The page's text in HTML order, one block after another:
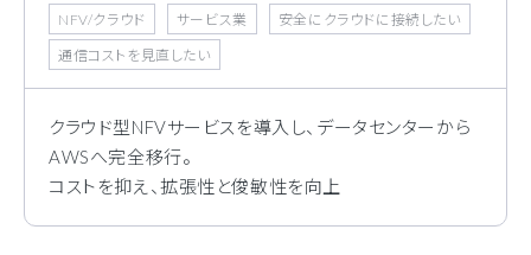
NFV/クラウド サービス業
安全にクラウドに接続したい
通信コストを見直したい
クラウド型NFVサービスを導入し、データセンターから
AWSへ完全移行。
コストを抑え、拡張性と俊敏性を向上